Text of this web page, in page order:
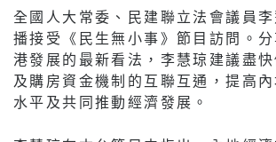
全國人大常委、民建聯立法會議員
播接受《民生無小事》節目訪問。
港發展的最新看法，李慧琼建議盡
及購房資金機制的互聯互通，提高
水平及共同推動經濟發展。